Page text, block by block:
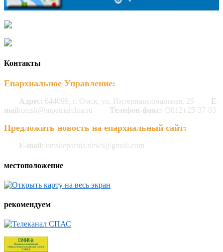
Контакты
Епархиальное Управление:
Адрес: 644099, г. Омск, ул. Интернациональная, 25
E-
mail:omsk@mpatriarchia.ru Телефон-факс: (3812) 25-37-03
Предложить новость на епархиальный сайт:
E-mail: omskeparhia.news@gmail.com
местоположение
рекомендуем